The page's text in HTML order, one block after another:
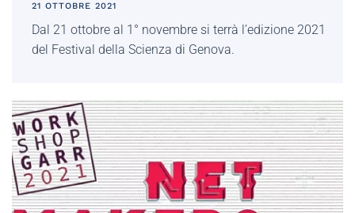
21 OTTOBRE 2021
Dal 21 ottobre al 1° novembre si terrà l’edizione 2021
del Festival della Scienza di Genova.